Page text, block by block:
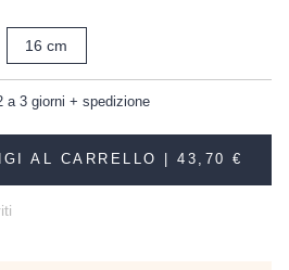
16 cm
a 3 giorni + spedizione
AL CARRELLO |43,70 €